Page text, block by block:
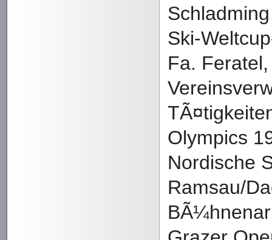
Ski-
Fa.
Olympics
Nordische
Ramsau/